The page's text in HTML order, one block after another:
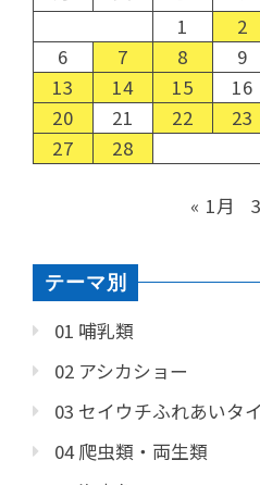
1
2
6
7 8 9
13
14 15 16
20
21 22 23
27
28
« 1月
テーマ別
01 哺乳類
02 アシカショー
03 セイウチふれあいタ
04 爬虫類・両生類